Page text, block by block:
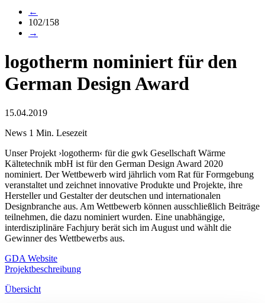
←
102/158
→
logotherm nominiert für den
German Design Award
15.04.2019
News 1 Min. Lesezeit
Unser Projekt ›logotherm‹ für die gwk Gesellschaft Wärme
Kältetechnik mbH ist für den German Design Award 2020
nominiert. Der Wettbewerb wird jährlich vom Rat für Formgebung
veranstaltet und zeichnet innovative Produkte und Projekte, ihre
Hersteller und Gestalter der deutschen und internationalen
Designbranche aus. Am Wettbewerb können ausschließlich Beiträge
teilnehmen, die dazu nominiert wurden. Eine unabhängige,
interdisziplinäre Fachjury berät sich im August und wählt die
Gewinner des Wettbewerbs aus.
GDA Website
Projektbeschreibung
Übersicht